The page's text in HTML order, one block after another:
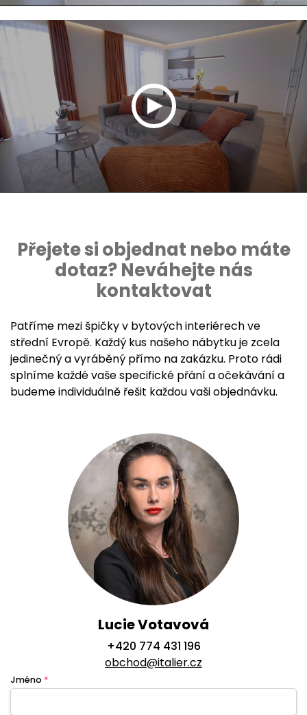
Přejete si objednat nebo máte
dotaz? Neváhejte nás
kontaktovat
Patříme mezi špičky v bytových interiérech ve
střední Evropě. Každý kus našeho nábytku je zcela
jedinečný a vyráběný přímo na zakázku. Proto rádi
splníme každé vaše specifické přání a očekávání a
budeme individuálně řešit každou vaši objednávku.
Lucie Votavová
+420 774 431 196
obchod@italier.cz
Jméno *